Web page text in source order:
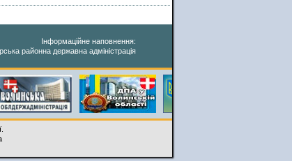
Інформаційне наповнення:
районна державна адміністрація